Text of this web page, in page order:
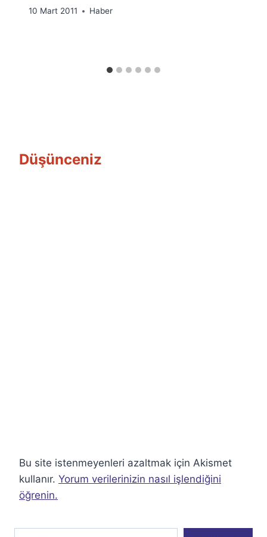
By
10 Mart 2011 Haber
Düşünceniz
Bu site istenmeyenleri azaltmak için Akismet
kullanır. Yorum verilerinizin nasıl işlendiğini
öğrenin.
E-postanızı yazın…